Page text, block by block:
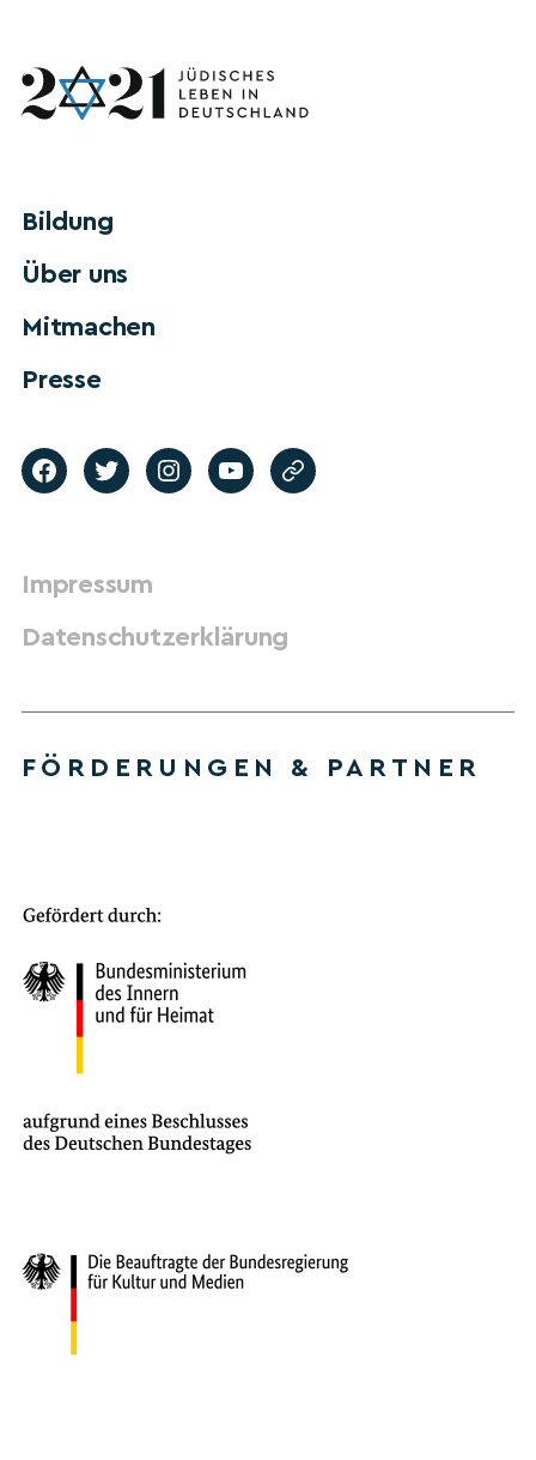
Bildung
Über uns
Mitmachen
Presse
Impressum
Datenschutzerklärung
FÖRDERUNGEN & PARTNER